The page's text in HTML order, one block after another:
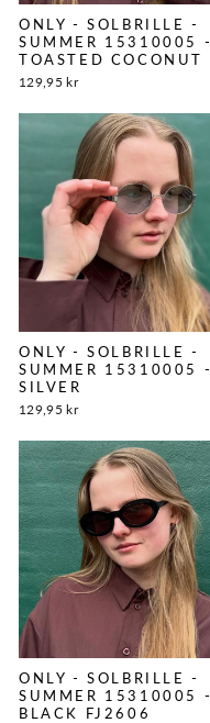
ONLY - SOLBRILLE -
SUMMER 15310005 -
TOASTED COCONUT
129,95 kr
ONLY - SOLBRILLE -
SUMMER 15310005 -
SILVER
129,95 kr
ONLY - SOLBRILLE -
SUMMER 15310005 -
BLACK FJ2606